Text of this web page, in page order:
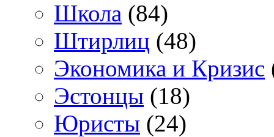
Школа (84)
Штирлиц (48)
Экономика и Кризис
Эстонцы (18)
Юристы (24)